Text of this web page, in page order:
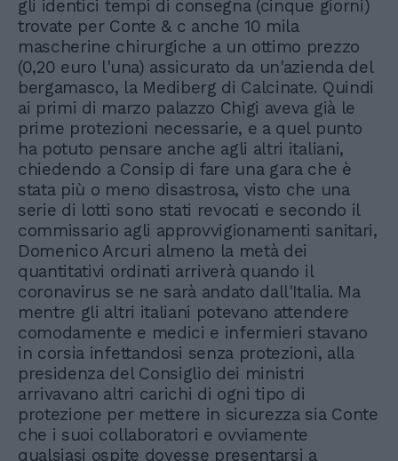
gli identici tempi di consegna (cinque giorni)
trovate per Conte & c anche 10 mila
mascherine chirurgiche a un ottimo prezzo
(0,20 euro l'una) assicurato da un'azienda del
bergamasco, la Mediberg di Calcinate. Quindi
ai primi di marzo palazzo Chigi aveva già le
prime protezioni necessarie, e a quel punto
ha potuto pensare anche agli altri italiani,
chiedendo a Consip di fare una gara che è
stata più o meno disastrosa, visto che una
serie di lotti sono stati revocati e secondo il
commissario agli approvvigionamenti sanitari,
Domenico Arcuri almeno la metà dei
quantitativi ordinati arriverà quando il
coronavirus se ne sarà andato dall'Italia. Ma
mentre gli altri italiani potevano attendere
comodamente e medici e infermieri stavano
in corsia infettandosi senza protezioni, alla
presidenza del Consiglio dei ministri
arrivavano altri carichi di ogni tipo di
protezione per mettere in sicurezza sia Conte
che i suoi collaboratori e ovviamente
qualsiasi ospite dovesse presentarsi a